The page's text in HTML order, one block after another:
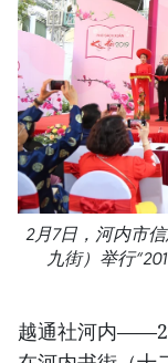
2月7日，河内市
九街）举行
越通社河内——2